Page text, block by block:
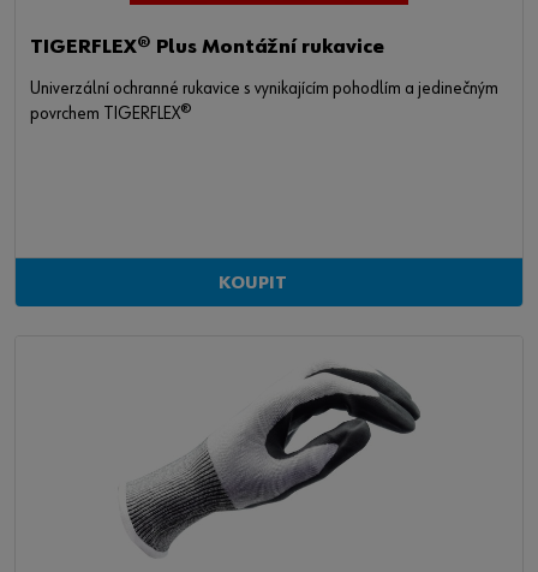
TIGERFLEX® Plus Montážní rukavice
Univerzální ochranné rukavice s vynikajícím pohodlím a jedinečným
povrchem TIGERFLEX®
KOUPIT